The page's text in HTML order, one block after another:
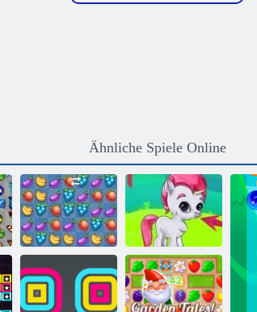
Ähnliche Spiele Online
Fruita Crush
Bubble Gemes -
3 Gewinnt